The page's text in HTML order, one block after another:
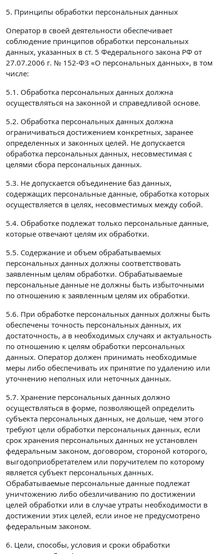
5. Принципы обработки персональных данных
Оператор в своей деятельности обеспечивает
соблюдение принципов обработки персональных
данных, указанных в ст. 5 Федерального закона РФ от
27.07.2006 г. № 152-ФЗ «О персональных данных», в том
числе:
5.1. Обработка персональных данных должна
осуществляться на законной и справедливой основе.
5.2. Обработка персональных данных должна
ограничиваться достижением конкретных, заранее
определенных и законных целей. Не допускается
обработка персональных данных, несовместимая с
целями сбора персональных данных.
5.3. Не допускается объединение баз данных,
содержащих персональные данные, обработка которых
осуществляется в целях, несовместимых между собой.
5.4. Обработке подлежат только персональные данные,
которые отвечают целям их обработки.
5.5. Содержание и объем обрабатываемых
персональных данных должны соответствовать
заявленным целям обработки. Обрабатываемые
персональные данные не должны быть избыточными
по отношению к заявленным целям их обработки.
5.6. При обработке персональных данных должны быть
обеспечены точность персональных данных, их
достаточность, а в необходимых случаях и актуальность
по отношению к целям обработки персональных
данных. Оператор должен принимать необходимые
меры либо обеспечивать их принятие по удалению или
уточнению неполных или неточных данных.
5.7. Хранение персональных данных должно
осуществляться в форме, позволяющей определить
субъекта персональных данных, не дольше, чем этого
требуют цели обработки персональных данных, если
срок хранения персональных данных не установлен
федеральным законом, договором, стороной которого,
выгодоприобретателем или поручителем по которому
является субъект персональных данных.
Обрабатываемые персональные данные подлежат
уничтожению либо обезличиванию по достижении
целей обработки или в случае утраты необходимости в
достижении этих целей, если иное не предусмотрено
федеральным законом.
6. Цели, способы, условия и сроки обработки